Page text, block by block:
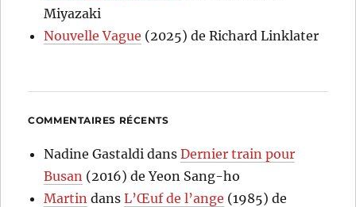
Miyazaki
Nouvelle Vague (2025) de Richard Linklater
COMMENTAIRES RÉCENTS
Nadine Gastaldi dansDernier train pour
Busan (2016) de Yeon Sang-ho
Martin dansL’Œuf de l’ange (1985) de